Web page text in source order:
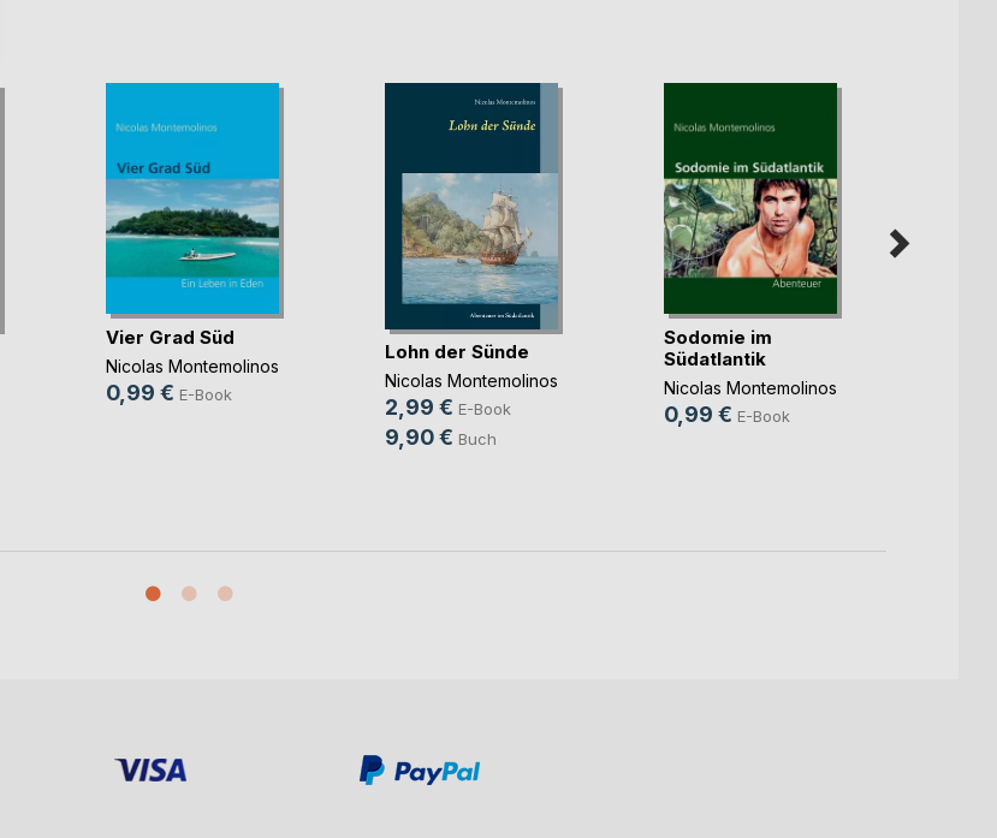
Vier Grad Süd
Nicolas Montemolinos
0,99 € E-Book
Lohn der Sünde
Nicolas Montemolinos
2,99 € E-Book
9,90 € Buch
Sodomie im
Südatlantik
Nicolas Montemolinos
0,99 € E-Book